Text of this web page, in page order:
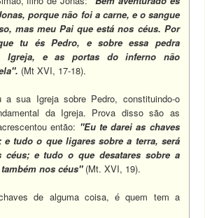
porque não foi a carne, e o sangue
mas meu Pai que está nos céus. Por
tu és Pedro, e sobre essa pedra
Igreja, e as portas do inferno não
(Mt XVI, 17-18).
a sua Igreja sobre Pedro, constituindo-o
da Igreja. Prova disso são as
então: "Eu te darei as chaves
e tudo o que ligares sobre a terra, será
céus; e tudo o que desatares sobre a
nos céus"(Mt. XVI, 19).
de alguma coisa, é quem tem a